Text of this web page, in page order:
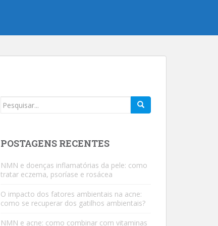
Procurar
POSTAGENS RECENTES
NMN e doenças inflamatórias da pele: como
tratar eczema, psoríase e rosácea
O impacto dos fatores ambientais na acne:
como se recuperar dos gatilhos ambientais?
NMN e acne: como combinar com vitaminas